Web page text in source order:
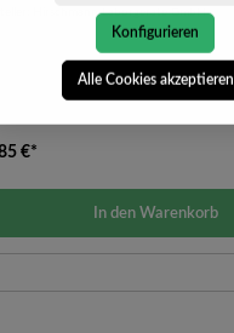
Hirschmann Laborgeräte GmbH
€*
In den Warenkorb
Konfigurieren
Alle Cookies akzeptieren